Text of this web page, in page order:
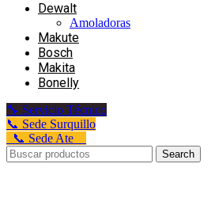
Dewalt
Amoladoras
Makute
Bosch
Makita
Bonelly
🔧 Servicio Técnico
📞 Sede Surquillo
📞 Sede Ate
Search